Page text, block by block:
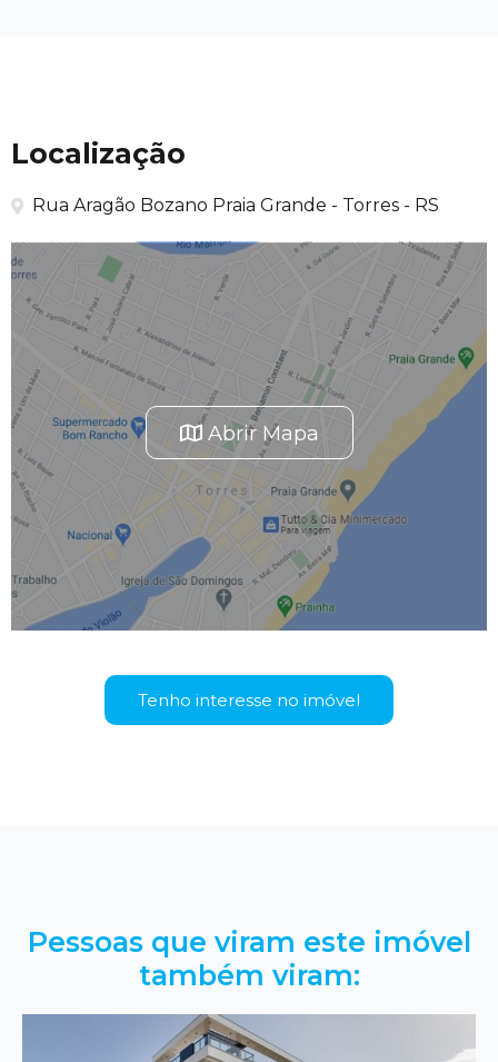
Localização
Rua Aragão Bozano Praia Grande - Torres - RS
Abrir Mapa
Tenho interesse no imóvel
Pessoas que viram este imóvel
também viram: